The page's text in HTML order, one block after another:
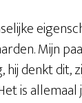
Mijn
hij denkt dit,
is